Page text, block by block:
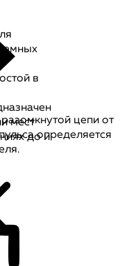
в
мест
до и
цепи от
определяется